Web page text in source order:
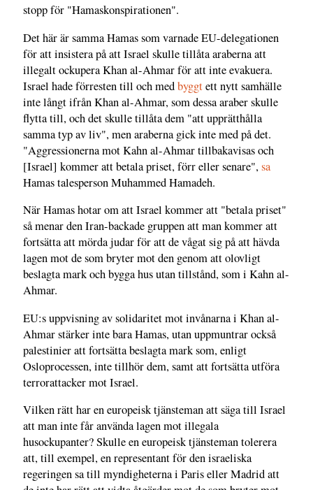
stopp för "Hamaskonspirationen".
Det här är samma Hamas som varnade EU-delegationen
för att insistera på att Israel skulle tillåta araberna att
illegalt ockupera Khan al-Ahmar för att inte evakuera.
Israel hade förresten till och medbyggtett nytt samhälle
inte långt ifrån Khan al-Ahmar, som dessa araber skulle
flytta till, och det skulle tillåta dem "att upprätthålla
samma typ av liv", men araberna gick inte med på det.
"Aggressionerna mot Kahn al-Ahmar tillbakavisas och
[Israel] kommer att betala priset, förr eller senare",sa
Hamas talesperson Muhammed Hamadeh.
När Hamas hotar om att Israel kommer att "betala priset"
så menar den Iran-backade gruppen att man kommer att
fortsätta att mörda judar för att de vågat sig på att hävda
lagen mot de som bryter mot den genom att olovligt
beslagta mark och bygga hus utan tillstånd, som i Kahn al-
Ahmar.
EU:s uppvisning av solidaritet mot invånarna i Khan al-
Ahmar stärker inte bara Hamas, utan uppmuntrar också
palestinier att fortsätta beslagta mark som, enligt
Osloprocessen, inte tillhör dem, samt att fortsätta utföra
terrorattacker mot Israel.
Vilken rätt har en europeisk tjänsteman att säga till Israel
att man inte får använda lagen mot illegala
husockupanter? Skulle en europeisk tjänsteman tolerera
att, till exempel, en representant för den israeliska
regeringen sa till myndigheterna i Paris eller Madrid att